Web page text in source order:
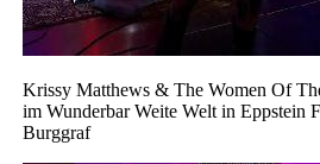
Krissy Matthews & The Women Of
im Wunderbar Weite Welt in Eppstein
Burggraf